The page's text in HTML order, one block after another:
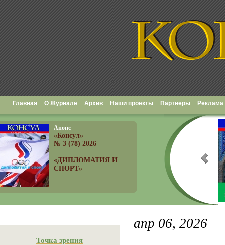
Главная О Журнале Архив Наши проекты Партнеры Реклама
Анонс
«Консул»
№ 3 (78) 2026
«ДИПЛОМАТИЯ И
СПОРТ»
Точка зрения
апр 06, 2026